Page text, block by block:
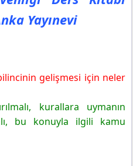
Kitabı Sayfa 53 Cevapları
Yayınevi
gelişmesi için neler
kurallara uymanın
bu konuyla ilgili kamu